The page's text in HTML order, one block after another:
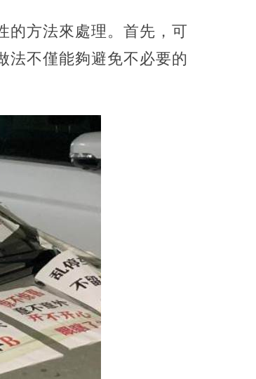
的方法來處理。首先，可
法不僅能夠避免不必要的